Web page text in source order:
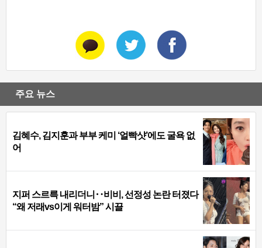
주요 뉴스
김혜수, 김지훈과 부부 케미 ‘얼빡샷’에도 굴욕 없
어
지퍼 스르륵 내리더니‥비비, 선정성 논란 터졌다
“왜 저래vs이게 워터밤” 시끌